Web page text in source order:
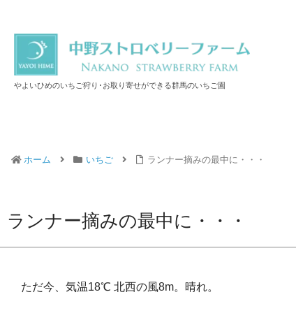
やよいひめのいちご狩り･お取り寄せができる群馬のいちご園
ホーム いちご ランナー摘みの最中に・・・
ランナー摘みの最中に・・・
ただ今、気温18℃ 北西の風8m。晴れ。